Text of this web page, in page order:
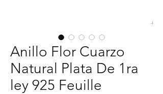
Anillo Flor Cuarzo
Natural Plata De 1ra
ley 925 Feuille